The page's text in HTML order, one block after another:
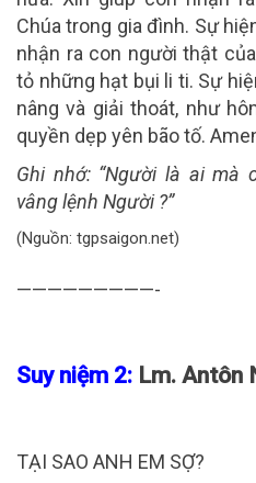
Chúa trong gia đình. Sự
nhận ra con người thật
tỏ những hạt bụi li ti. Sự
nâng và giải thoát, như
quyền dẹp yên bão tố.
Ghi nhớ: “Người là ai mà
vâng lệnh Người ?”
(Nguồn: tgpsaigon.net)
—————————-
Suy niệm 2: Lm. Antôn
TẠI SAO ANH EM SỢ?